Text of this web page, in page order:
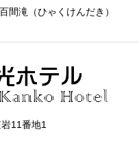
百間滝（ひゃくけんだき）
11番地1